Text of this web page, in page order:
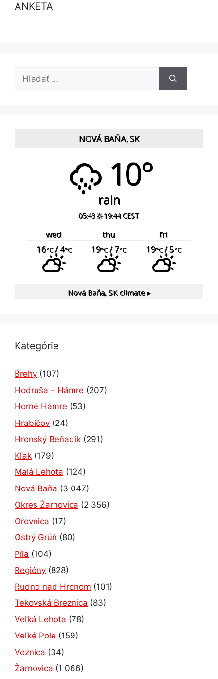
ANKETA
Hľadať:
NOVÁ BAŇA, SK
10°
rain
05:43 19:44 CEST
wed thu
fri
16°C/ 4°C 19°C/ 7°C 19°C/ 5°C
Nová Baňa, SKclimate ▸
Kategórie
Brehy (107)
Hodruša – Hámre (207)
Horné Hámre (53)
Hrabičov (24)
Hronský Beňadik (291)
Kľak (179)
Malá Lehota (124)
Nová Baňa (3 047)
Okres Žarnovica (2 356)
Orovnica (17)
Ostrý Grúň (80)
Píla (104)
Regióny (828)
Rudno nad Hronom (101)
Tekovská Breznica (83)
Veľká Lehota (78)
Veľké Pole (159)
Voznica (34)
Žarnovica (1 066)